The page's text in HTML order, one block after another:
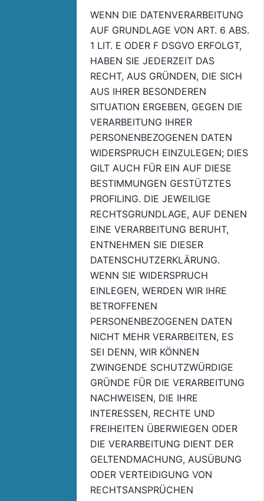
WENN DIE DATENVERARBEITUNG
AUF GRUNDLAGE VON ART. 6 ABS.
1 LIT. E ODER F DSGVO ERFOLGT,
HABEN SIE JEDERZEIT DAS
RECHT, AUS GRÜNDEN, DIE SICH
AUS IHRER BESONDEREN
SITUATION ERGEBEN, GEGEN DIE
VERARBEITUNG IHRER
PERSONENBEZOGENEN DATEN
WIDERSPRUCH EINZULEGEN; DIES
GILT AUCH FÜR EIN AUF DIESE
BESTIMMUNGEN GESTÜTZTES
PROFILING. DIE JEWEILIGE
RECHTSGRUNDLAGE, AUF DENEN
EINE VERARBEITUNG BERUHT,
ENTNEHMEN SIE DIESER
DATENSCHUTZERKLÄRUNG.
WENN SIE WIDERSPRUCH
EINLEGEN, WERDEN WIR IHRE
BETROFFENEN
PERSONENBEZOGENEN DATEN
NICHT MEHR VERARBEITEN, ES
SEI DENN, WIR KÖNNEN
ZWINGENDE SCHUTZWÜRDIGE
GRÜNDE FÜR DIE VERARBEITUNG
NACHWEISEN, DIE IHRE
INTERESSEN, RECHTE UND
FREIHEITEN ÜBERWIEGEN ODER
DIE VERARBEITUNG DIENT DER
GELTENDMACHUNG, AUSÜBUNG
ODER VERTEIDIGUNG VON
RECHTSANSPRÜCHEN